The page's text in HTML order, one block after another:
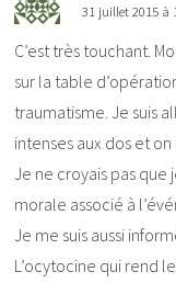
31 juillet 2015 à
C’est très touchant.
sur la table
traumatisme. Je suis
intenses aux dos et
Je ne croyais pas
morale associé à
Je me suis aussi
L’ocytocine qui rend